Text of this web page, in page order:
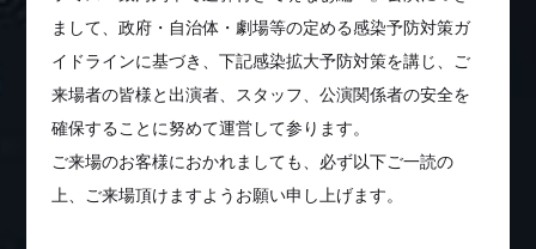
まして、政府・自治体・劇場等の定める感染予防対策ガ
イドラインに基づき、下記感染拡大予防対策を講じ、ご
来場者の皆様と出演者、スタッフ、公演関係者の安全を
確保することに努めて運営して参ります。
ご来場のお客様におかれましても、必ず以下ご一読の
上、ご来場頂けますようお願い申し上げます。